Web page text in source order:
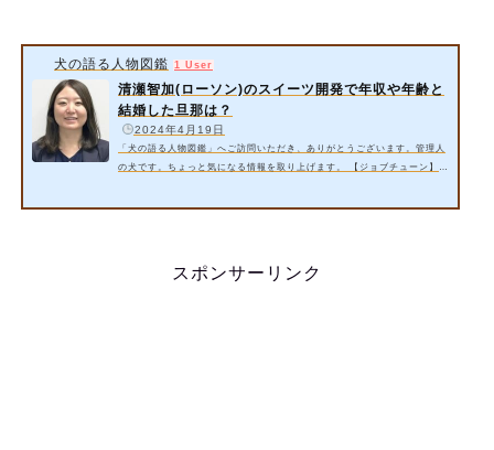
犬の語る人物図鑑 1 User
清瀬智加(ローソン)のスイーツ開発で年収や年齢と
結婚した旦那は？
2024年4月19日
「犬の語る人物図鑑」へご訪問いただき、ありがとうございます。管理人
の犬です。ちょっと気になる情報を取り上げます。 【ジョブチューン】で
スポンサーリンク